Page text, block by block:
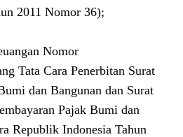
2011 Nomor 36);
Nomor
Tata Cara Penerbitan Surat
dan Bangunan dan Surat
Pajak Bumi dan
Republik Indonesia Tahun